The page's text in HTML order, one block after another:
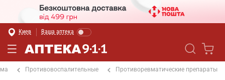
Киев Ваша аптека
Противовоспалительные Противоревматические препараты